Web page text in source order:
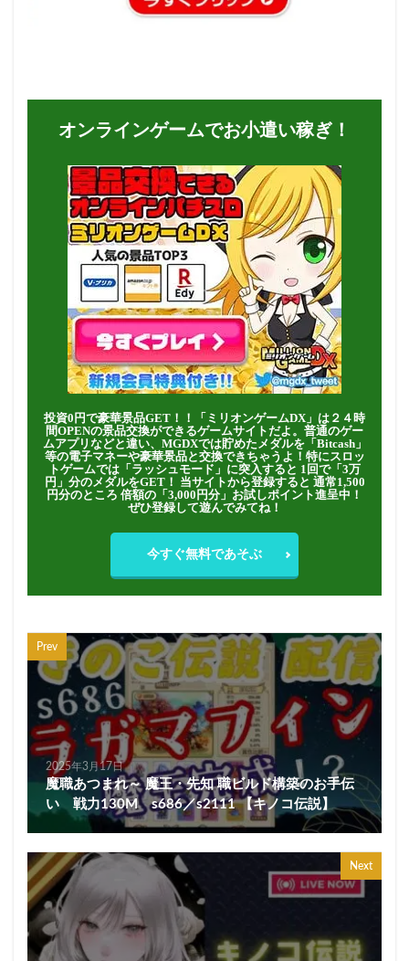
オンラインゲームでお小遣い稼ぎ！
投資0円で豪華景品GET！！「ミリオンゲームDX」は２４時
間OPENの景品交換ができるゲームサイトだよ。普通のゲー
ムアプリなどと違い、MGDXでは貯めたメダルを「Bitcash」
等の電子マネーや豪華景品と交換できちゃうよ！特にスロッ
トゲームでは「ラッシュモード」に突入すると 1回で「3万
円」分のメダルをGET！ 当サイトから登録すると 通常1,500
円分のところ 倍額の「3,000円分」お試しポイント進呈中！
ぜひ登録して遊んでみてね！
今すぐ無料であそぶ
Prev
2025年3月17日
魔職あつまれ～ 魔王・先知 職ビルド構築のお手伝
い 戦力130M s686／s2111 【キノコ伝説】
Next